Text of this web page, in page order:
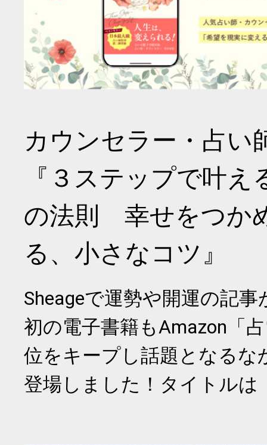
カウンセラー・占い
『３ステップで叶
の法則 幸せをつか
る、小さなコツ』
Sheageで運勢や開運の記
初の電子書籍もAmazon「
位をキープし話題となるな
登場しました！タイトルは